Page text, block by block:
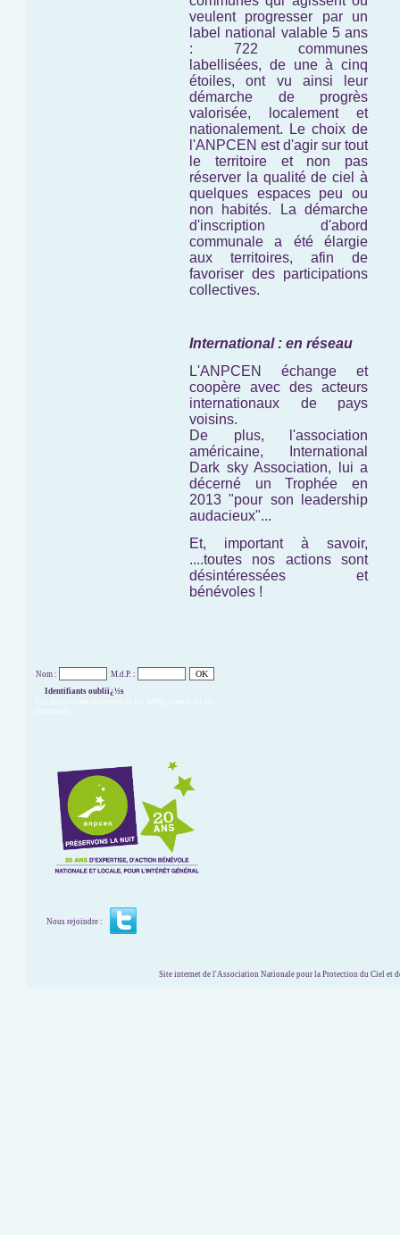
veulent progresser par un
label national valable 5 ans
: 722 communes
labellisées, de une à cinq
étoiles, ont vu ainsi leur
démarche de progrès
valorisée, localement et
nationalement. Le choix de
l'ANPCEN est d'agir sur tout
le territoire et non pas
réserver la qualité de ciel à
quelques espaces peu ou
non habités. La démarche
d'inscription d'abord
communale a été élargie
aux territoires, afin de
favoriser des participations
collectives.
International : en réseau
L'ANPCEN échange et
coopère avec des acteurs
internationaux de pays
voisins.
De plus, l'association
américaine,
International
Dark sky Association,
lui a
décerné un Trophée en
2013 "pour son leadership
audacieux"...
Et, important à savoir,
....toutes nos actions sont
désintéressées et
bénévoles !
Nom :
M.d.P. :
Identifiants oubliï¿½s
Nous rejoindre :
Site internet de l'Association Nationale pour la Protection du Ciel et de